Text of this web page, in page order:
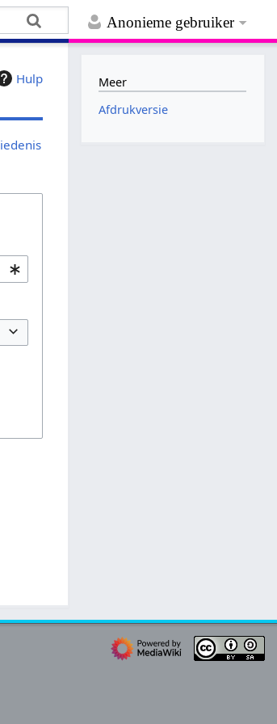
Anonieme gebruiker
Hulp
Meer
Afdrukversie